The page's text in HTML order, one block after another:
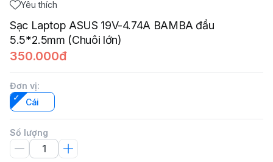
Yêu thích
Sạc Laptop ASUS 19V-4.74A BAMBA đầu
5.5*2.5mm (Chuôi lớn)
350.000đ
Đơn vị:
Cái
Số lượng